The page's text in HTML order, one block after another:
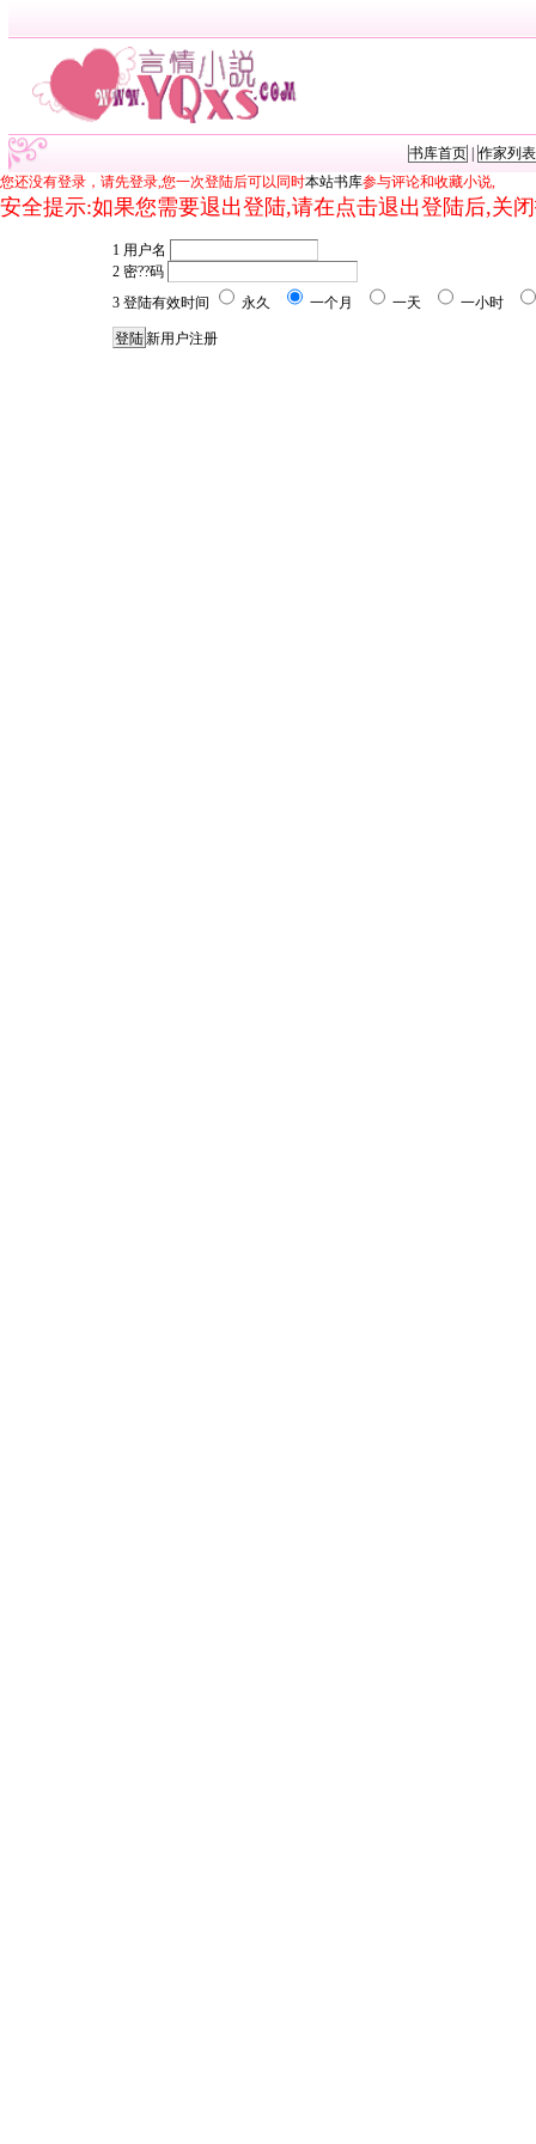
书库首页
作家列表
您还没有登录，请先登录,您一次登陆后可以同时本站书库参与评论和收藏小说,
安全提示:如果您需要退出登陆,请在点击退出登陆后,关
1 用户名
2 密??码
3 登陆有效时间
永久 一个月 一天 一小时
新用户注册